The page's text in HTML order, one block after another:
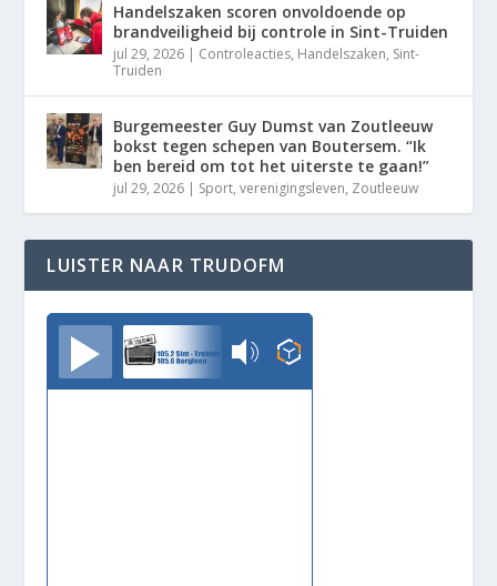
Handelszaken scoren onvoldoende op
brandveiligheid bij controle in Sint-Truiden
jul 29, 2026 Controleacties, Handelszaken, Sint-
Truiden
Burgemeester Guy Dumst van Zoutleeuw
bokst tegen schepen van Boutersem. “Ik
ben bereid om tot het uiterste te gaan!”
jul 29, 2026 Sport,verenigingsleven, Zoutleeuw
LUISTER NAAR TRUDOFM
TrudoFM